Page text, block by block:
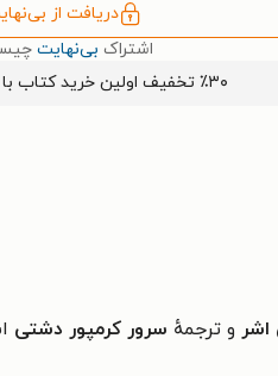
دریافت از
اشتراک بی‌نهایت
٪۳۰ تخفیف اولین خرید کتاب با کد
و ترجمهٔ سرور کرمپور دشتی